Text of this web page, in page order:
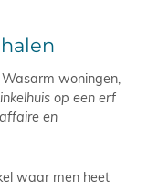
woningen,
op een erf
en
waar men heet